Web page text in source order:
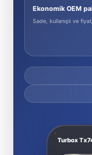
Ekonomik OEM
Sade, kullanışlı ve
Turbox